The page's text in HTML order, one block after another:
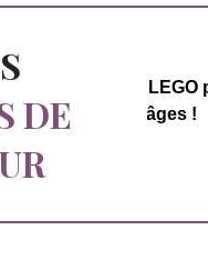
DE
Une sélection LEGO
tous les âges !